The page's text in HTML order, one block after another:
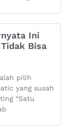
Ini
Bisa
pilih
yang susah
“Satu